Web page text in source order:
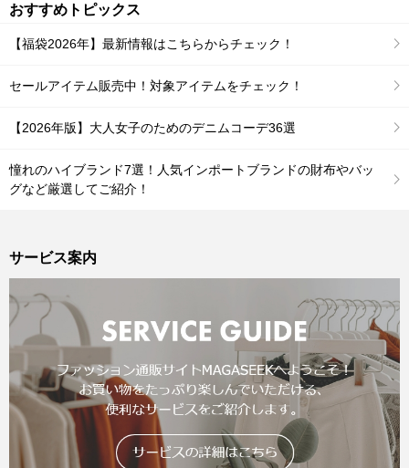
おすすめトピックス
【福袋2026年】最新情報はこちらからチェック！
セールアイテム販売中！対象アイテムをチェック！
【2026年版】大人女子のためのデニムコーデ36選
憧れのハイブランド7選！人気インポートブランドの財布やバッ
グなど厳選してご紹介！
サービス案内